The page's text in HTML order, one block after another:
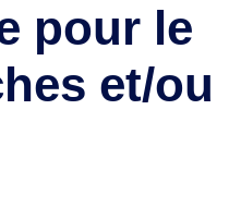
pour le
et/ou